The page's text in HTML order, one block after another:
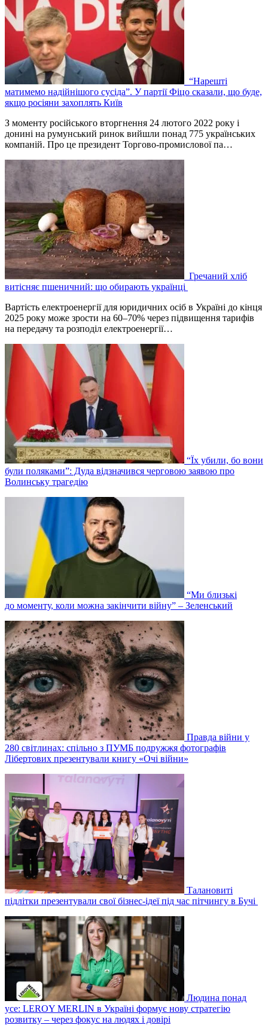
“Нарешті
матимемо надійнішого сусіда”. У партії Фіцо сказали, що буде,
якщо росіяни захоплять Київ
З моменту російського вторгнення 24 лютого 2022 року і
донині на румунський ринок вийшли понад 775 українських
компаній. Про це президент Торгово-промислової па…
Гречаний хліб
витісняє пшеничний: що обирають українці
Вартість електроенергії для юридичних осіб в Україні до кінця
2025 року може зрости на 60–70% через підвищення тарифів
на передачу та розподіл електроенергії…
“Їх убили, бо вони
були поляками”: Дуда відзначився черговою заявою про
Волинську трагедію
“Ми близькі
до моменту, коли можна закінчити війну” – Зеленський
Правда війни у
280 світлинах: спільно з ПУМБ подружжя фотографів
Лібертових презентували книгу «Очі війни»
Талановиті
підлітки презентували свої бізнес-ідеї під час пітчингу в Бучі
Людина понад
усе: LEROY MERLIN в Україні формує нову стратегію
розвитку – через фокус на людях і довірі